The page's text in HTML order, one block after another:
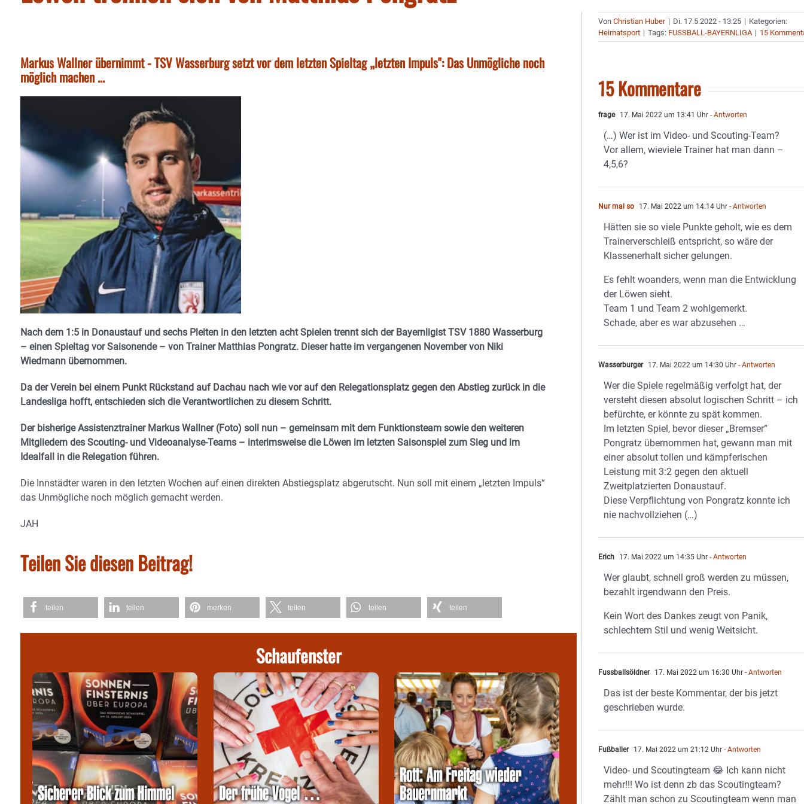
Markus Wallner übernimmt - TSV Wasserburg setzt vor dem letzten Spieltag „letzten Impuls": Das Unmögliche noch
möglich machen ...
Nach dem 1:5 in Donaustauf und sechs Pleiten in den letzten acht Spielen trennt sich der Bayernligist TSV 1880 Wasserburg
– einen Spieltag vor Saisonende – von Trainer Matthias Pongratz. Dieser hatte im vergangenen November von Niki
Wiedmann übernommen.
Da der Verein bei einem Punkt Rückstand auf Dachau nach wie vor auf den Relegationsplatz gegen den Abstieg zurück in die
Landesliga hofft, entschieden sich die Verantwortlichen zu diesem Schritt.
Der bisherige Assistenztrainer Markus Wallner (Foto) soll nun – gemeinsam mit dem Funktionsteam sowie den weiteren
Mitgliedern des Scouting- und Videoanalyse-Teams – interimsweise die Löwen im letzten Saisonspiel zum Sieg und im
Idealfall in die Relegation führen.
Die Innstädter waren in den letzten Wochen auf einen direkten Abstiegsplatz abgerutscht. Nun soll mit einem „letzten Impuls“
das Unmögliche noch möglich gemacht werden.
JAH
Teilen Sie diesen Beitrag!
teilen teilen merken teilen teilen teilen
Schaufenster
VonChristian Huber | Di. 17.5.2022 - 13:25 | Kategorien:
Heimatsport | Tags: FUSSBALL-BAYERNLIGA | 15
15 Kommentare
frage 17. Mai 2022 um 13:41 Uhr - Antworten
(…) Wer ist im Video- und Scouting-Team?
Vor allem, wieviele Trainer hat man dann –
4,5,6?
Nur mal so 17. Mai 2022 um 14:14 Uhr - Antworten
Hätten sie so viele Punkte geholt, wie es dem
Trainerverschleiß entspricht, so wäre der
Klassenerhalt sicher gelungen.
Es fehlt woanders, wenn man die Entwicklung
der Löwen sieht.
Team 1 und Team 2 wohlgemerkt.
Schade, aber es war abzusehen …
Wasserburger 17. Mai 2022 um 14:30 Uhr - Antworten
Wer die Spiele regelmäßig verfolgt hat, der
versteht diesen absolut logischen Schritt – ich
befürchte, er könnte zu spät kommen.
Im letzten Spiel, bevor dieser „Bremser“
Pongratz übernommen hat, gewann man mit
einer absolut tollen und kämpferischen
Leistung mit 3:2 gegen den aktuell
Zweitplatzierten Donaustauf.
Diese Verpflichtung von Pongratz konnte ich
nie nachvollziehen (…)
Erich 17. Mai 2022 um 14:35 Uhr - Antworten
Wer glaubt, schnell groß werden zu müssen,
bezahlt irgendwann den Preis.
Kein Wort des Dankes zeugt von Panik,
schlechtem Stil und wenig Weitsicht.
Fussballsöldner 17. Mai 2022 um 16:30 Uhr - Antworten
Das ist der beste Kommentar, der bis jetzt
geschrieben wurde.
Fußballer 17. Mai 2022 um 21:12 Uhr - Antworten
Video- und Scoutingteam 😂 Ich kann nicht
mehr!!! Wo ist denn zb das Scoutingteam?
Zählt man schon zu Scoutingteam wenn man